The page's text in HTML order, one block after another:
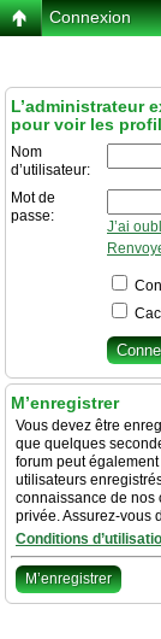
Connexion
L’administrateur
pour voir les
Nom
d’utilisateur:
Mot de
passe:
J’ai
M’enregistrer
Vous devez être
que quelques
forum peut
utilisateurs
connaissance de nos
privée. Assurez-vous
Conditions
M’enregistrer